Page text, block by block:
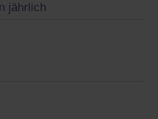
jährlich